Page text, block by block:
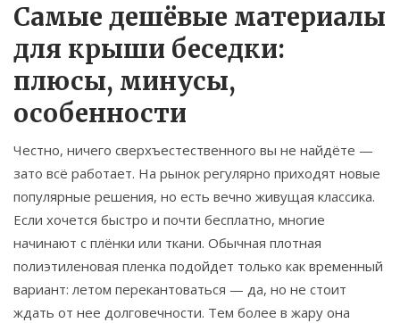
Самые дешёвые материалы
для крыши беседки:
плюсы, минусы,
особенности
Честно, ничего сверхъестественного вы не найдёте —
зато всё работает. На рынок регулярно приходят новые
популярные решения, но есть вечно живущая классика.
Если хочется быстро и почти бесплатно, многие
начинают с плёнки или ткани. Обычная плотная
полиэтиленовая пленка подойдет только как временный
вариант: летом перекантоваться — да, но не стоит
ждать от нее долговечности. Тем более в жару она